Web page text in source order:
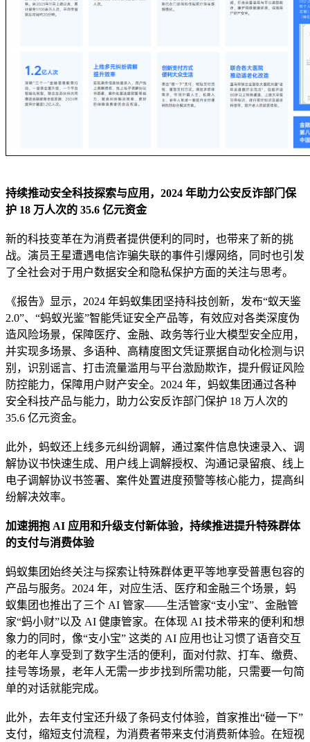
持续推动安全科技探索与应用，2024 年助力公安反诈部门保
护 18 万人次的 35.6 亿元资金
新的科技变革在为消费者提供便利的同时，也带来了新的挑
战。演员王星遭遇电信诈骗失联的事件引爆网络，同时也引发
了全社会对于用户数据安全和隐私保护方面的关注与思考。
《报告》显示，2024 年蚂蚁集团坚持科技创新，发布“蚁天鉴
2.0”、“蚂蚁光鉴”智能凭证安全产品等，有效应对各类深度伪
造风险场景，保障医疗、金融、政务等行业大模型安全应用，
并实现多场景、多语种、高精度图文凭证票据自动化检测与识
别，识别谣言、打击流量滥用与平台激励欺诈，提升假证风险
防控能力，保障用户财产安全。2024 年，蚂蚁集团通过各种
安全科技产品与能力，助力公安反诈部门保护 18 万人次的
35.6 亿元资金。
此外，蚂蚁还上线多元纠纷调解，通过案件信息快速录入、调
解协议书快速生成、用户线上调解授权、沟通记录留痕、线上
电子调解协议书签署、案件处置进度预警等核心能力，提高纠
纷解决效率。
加速拥抱 AI 应用和升级支付新体验，持续推进提升特殊群体
的支付与消费体验
蚂蚁集团始终关注与探索让特殊群体更平等地享受普惠包容的
产品与服务。2024 年，对应生活、医疗和金融三个场景，蚂
蚁集团也推出了三个 AI 管家——生活管家“支小宝”、金融管
家“蚂小财”以及 AI 健康管家。在体现 AI 技术带来的便利和想
象力的同时，像“支小宝” 这类的 AI 应用也让习惯了语音交互
的老年人享受到了数字生活的便利，面对付款、打车、缴费、
挂号等场景，老年人无需一步步找到所需功能，只需要一句简
单的对话就能完成。
此外，去年支付宝还升级了条码支付体验，首家推出“碰一下”
支付，缩短支付流程，为消费者带来支付消费新体验。在短视